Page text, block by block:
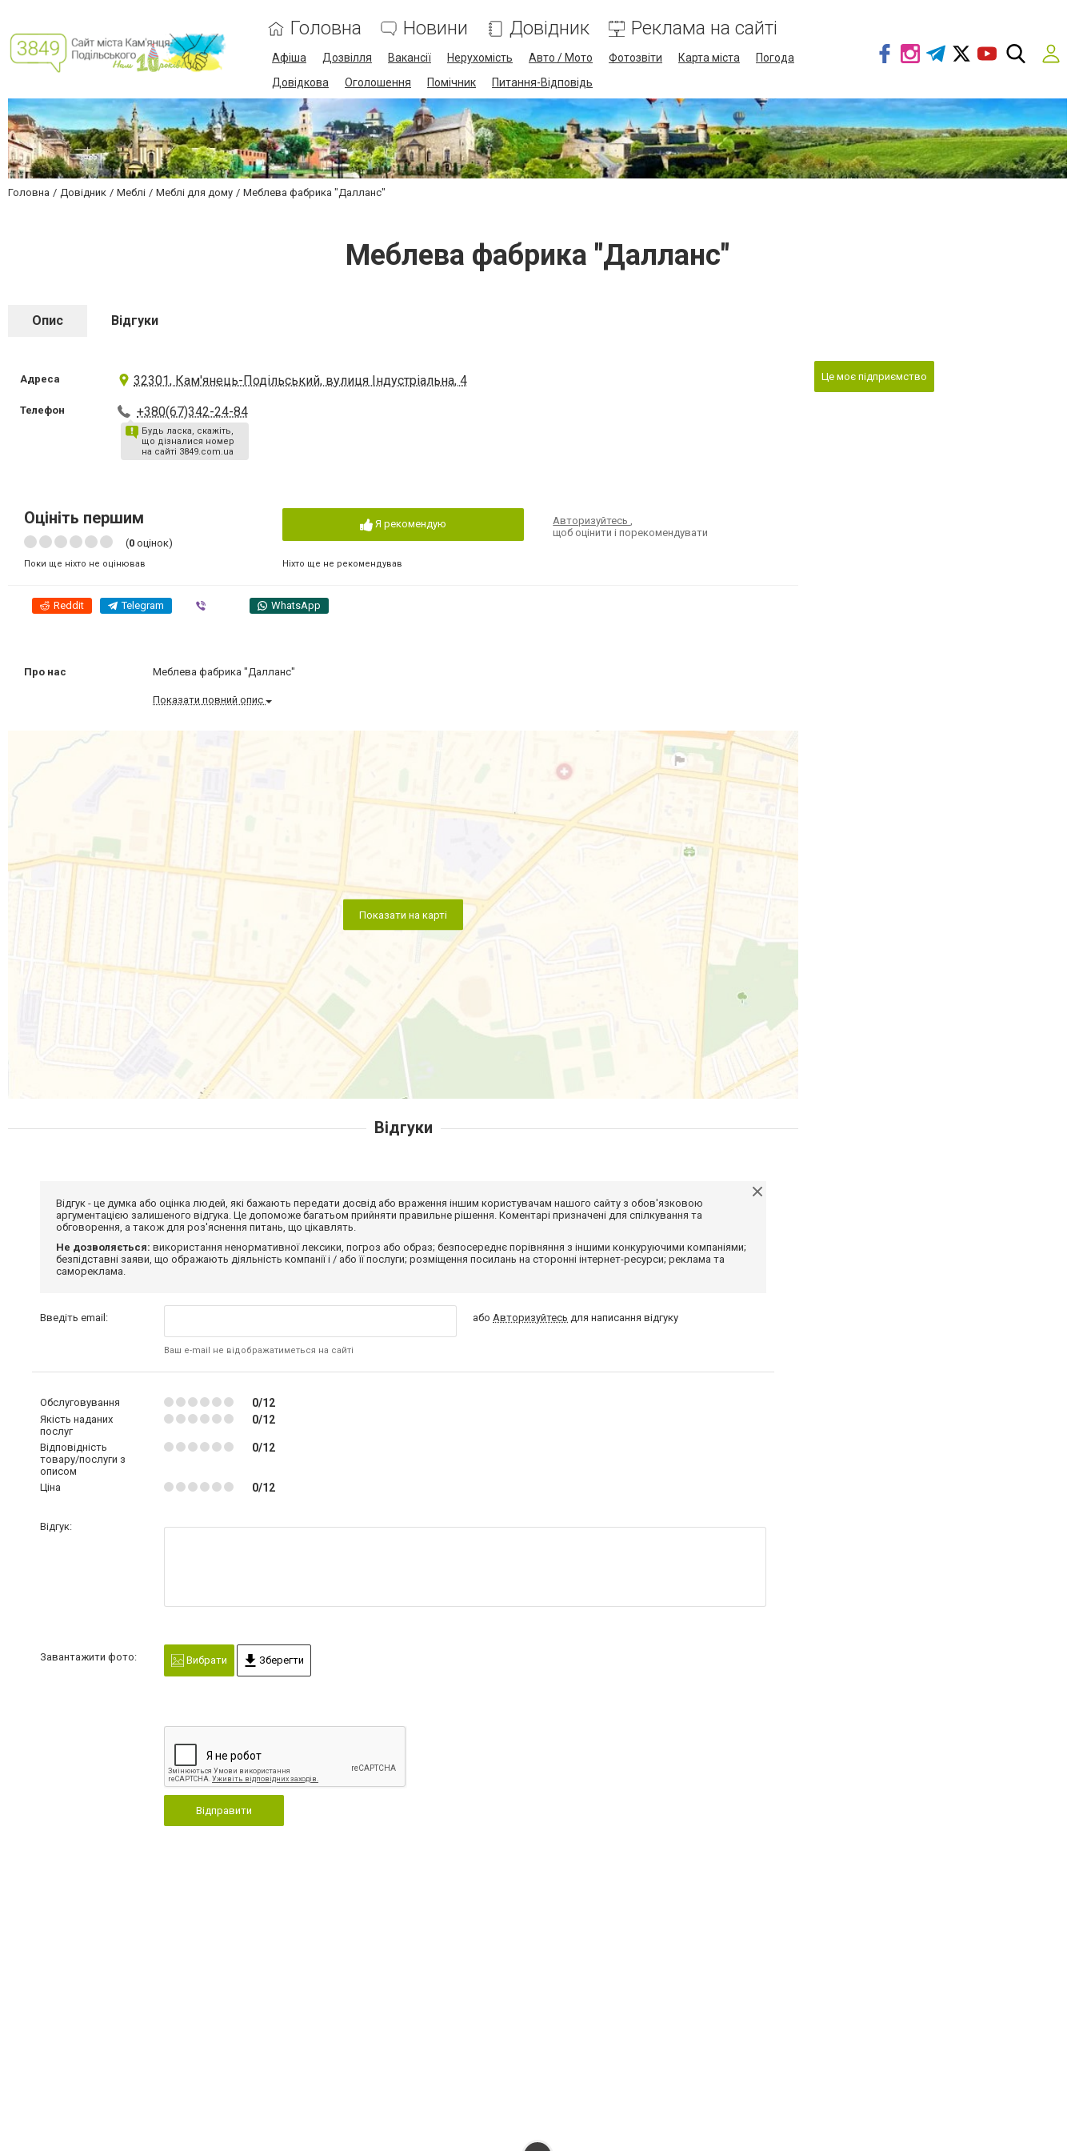
Головна Новини Довідник Реклама на сайті
Афіша Дозвілля Вакансії Нерухомість Авто / Мото Фотозвіти Карта міста
Погода
Довідкова
Оголошення Помічник Питання-Відповідь
Головна Довідник Меблі Меблі для дому Меблева фабрика "Далланс"
Меблева фабрика "Далланс"
Опис Відгуки
Адреса 32301, Кам'янець-Подільський, вулиця Індустріальна, 4
Телефон +380(67)342-24-84
Будь ласка, скажіть,
що дізналися номер
на сайті 3849.com.ua
Оцініть першим
(0 оцінок)
Поки ще ніхто не оцінював
Я рекомендую
Ніхто ще не рекомендував
Авторизуйтесь,
щоб оцінити і порекомендувати
Reddit Telegram WhatsApp
Про нас Меблева фабрика "Далланс"
Показати повний опис
Показати на карті
Це моє підприємство
Відгуки
Відгук - це думка або оцінка людей, які бажають передати досвід або враження іншим користувачам нашого сайту з обов'язковою
аргументацією залишеного відгука. Це допоможе багатьом прийняти правильне рішення. Коментарі призначені для спілкування та
обговорення, а також для роз'яснення питань, що цікавлять.
Не дозволяється: використання ненормативної лексики, погроз або образ; безпосереднє порівняння з іншими конкуруючими компаніями;
безпідставні заяви, що ображають діяльність компанії і / або її послуги; розміщення посилань на сторонні інтернет-ресурси; реклама та
самореклама.
Введіть email:
Ваш e-mail не відображатиметься на сайті
або Авторизуйтесь для написання відгуку
Обслуговування 0/12
Якість наданих
послуг
0/12
Відповідність
товару/послуги з
описом
0/12
Ціна 0/12
Відгук:
Завантажити фото: Вибрати Зберегти
Відправити